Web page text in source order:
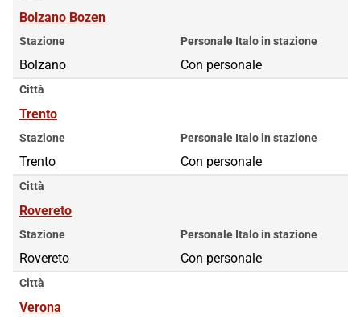
Bolzano Bozen
Stazione
Bolzano
Personale Italo in stazione
Con personale
Città
Trento
Stazione
Trento
Personale Italo in stazione
Con personale
Città
Rovereto
Stazione
Rovereto
Personale Italo in stazione
Con personale
Città
Verona